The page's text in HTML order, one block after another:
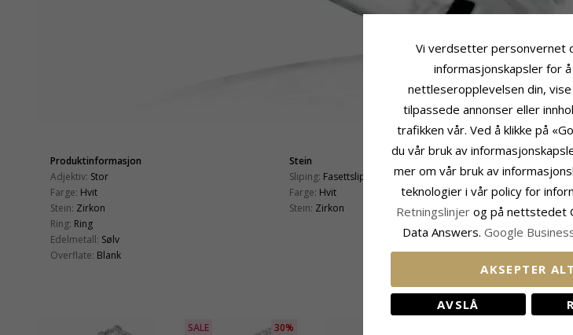
Produktinformasjon
Adjektiv: Stor
Farge: Hvit
Stein: Zirkon
Ring: Ring
Edelmetall: Sølv
Overflate: Blank
Stein
Sliping: Fasettslipt
Farge: Hvit
Stein: Zirkon
Ringskinne
Bredde
Bredde
Tykkelse
BESLEKTEDE
SALE 30%
Vi verdsetter personvernet
informasjonskapsler for
nettleseropplevelsen din,
tilpassede annonser eller
trafikken vår. Ved å klikke på
du vår bruk av
mer om vår bruk av
teknologier i vår policy for
Retningslinjer og på nettstedet
Data Answers. Google
AKSEPTER ALT
AVSLÅ